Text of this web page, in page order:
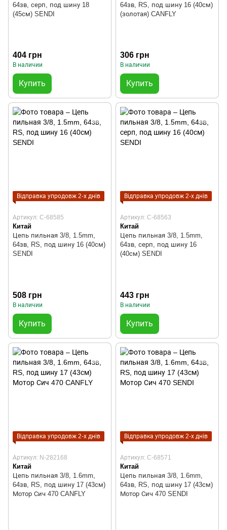
64зв, серп, под шину 18
(45см) SENDI
404 грн
В наличии
Купить
64зв, RS, под шину 16 (40см)
(золотая) CANFLY
306 грн
В наличии
Купить
Відправка упродовж 2-х днів
Артикул: C-68585
Китай
Цепь пильная 3/8, 1.5mm,
64зв, RS, под шину 16 (40см)
SENDI
508 грн
В наличии
Купить
Відправка упродовж 2-х днів
Артикул: C-68563
Китай
Цепь пильная 3/8, 1.5mm,
64зв, серп, под шину 16
(40см) SENDI
443 грн
В наличии
Купить
Відправка упродовж 2-х днів
Артикул: N-282168
Китай
Цепь пильная 3/8, 1.6mm,
64зв, RS, под шину 17 (43см)
Мотор Сич 470 CANFLY
Відправка упродовж 2-х днів
Артикул: C-68571
Китай
Цепь пильная 3/8, 1.6mm,
64зв, RS, под шину 17 (43см)
Мотор Сич 470 SENDI